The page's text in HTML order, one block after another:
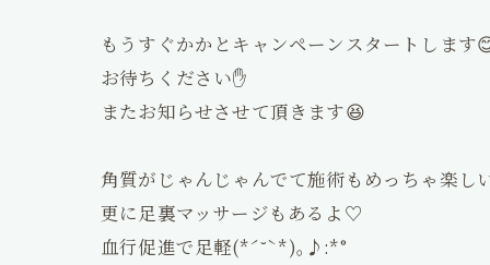
もうすぐかかとキャンペーンスタートします
お待ちください✋
またお知らせさせて頂きます😆
角質がじゃんじゃんでて施術もめっちゃ楽し
更に足裏マッサージもあるよ♡
血行促進で足軽(*ˊ˘ˋ*)｡♪:*°